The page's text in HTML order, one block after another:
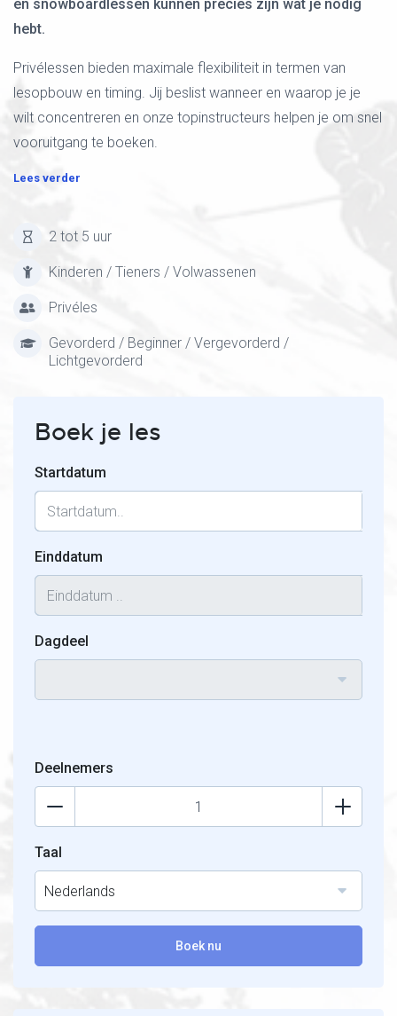
en snowboardlessen kunnen precies zijn wat je nodig
hebt.
Privélessen bieden maximale flexibiliteit in termen van
lesopbouw en timing. Jij beslist wanneer en waarop je je
wilt concentreren en onze topinstructeurs helpen je om snel
vooruitgang te boeken.
Lees verder
2 tot 5 uur
Kinderen / Tieners / Volwassenen
Privéles
Gevorderd / Beginner / Vergevorderd /
Lichtgevorderd
Boek je les
Startdatum
Einddatum
Dagdeel
Deelnemers
Taal
Nederlands
Boek nu